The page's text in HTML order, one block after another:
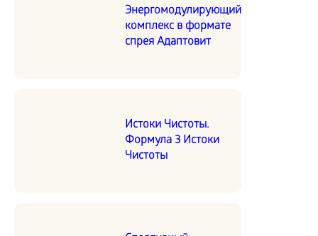
Энергомодулирующий
комплекс в формате
спрея Адаптовит
Истоки Чистоты.
Формула 3 Истоки
Чистоты